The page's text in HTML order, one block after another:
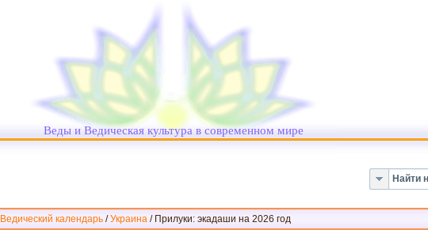
Веды и Ведическая культура в современном мире
Ведический календарь /Украина / Прилуки: экадаши на 2026 год